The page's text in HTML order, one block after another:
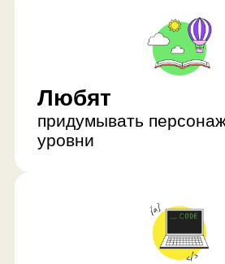
научиться программировать